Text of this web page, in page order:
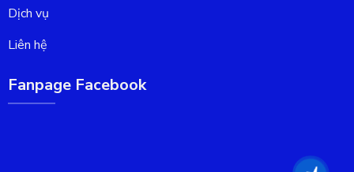
Dịch vụ
Liên hệ
Fanpage Facebook